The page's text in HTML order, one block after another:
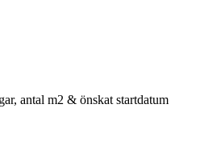
antal m2 & önskat startdatum